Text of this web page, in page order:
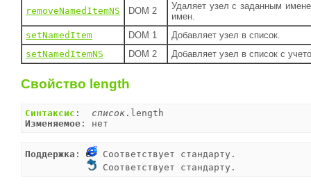
removeNamedItemNS DOM 2
Удаляет узел с заданным
имен.
setNamedItem
DOM 1
Добавляет узел в список.
setNamedItemNS
DOM 2 Добавляет узел в список с
Свойство length
Синтаксис : список
Изменяемое : нет
Поддержка :
Cоответствует стандарту.
Соответствует стандарту.